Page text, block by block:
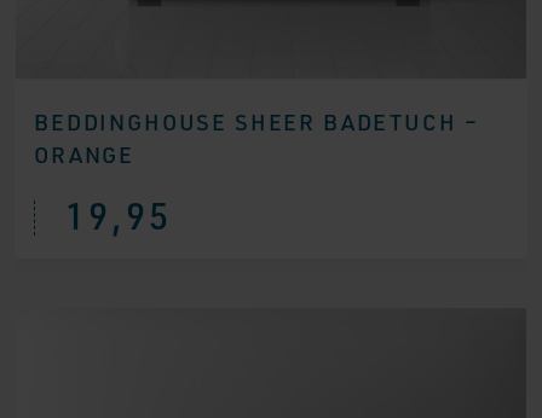
BEDDINGHOUSE SHEER BADETUCH –
ORANGE
19,95